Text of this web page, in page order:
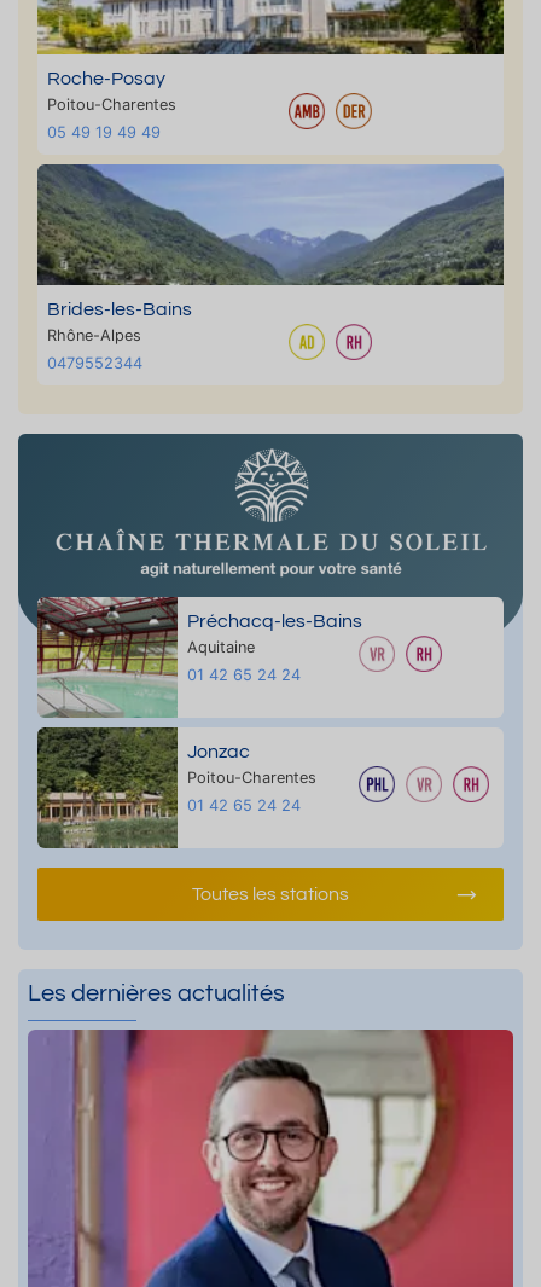
Roche-Posay
Poitou-Charentes
05 49 19 49 49
Brides-les-Bains
Rhône-Alpes
0479552344
Préchacq-les-Bains
Aquitaine
01 42 65 24 24
Jonzac
Poitou-Charentes
01 42 65 24 24
Toutes les stations
Les dernières actualités